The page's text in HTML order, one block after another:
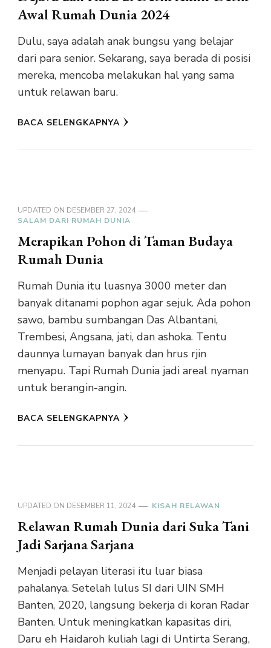
Awal Rumah Dunia 2024
Dulu, saya adalah anak bungsu yang belajar
dari para senior. Sekarang, saya berada di posisi
mereka, mencoba melakukan hal yang sama
untuk relawan baru.
BACA SELENGKAPNYA
UPDATED ON DESEMBER 27, 2024
SALAM DARI RUMAH DUNIA
Merapikan Pohon di Taman Budaya
Rumah Dunia
Rumah Dunia itu luasnya 3000 meter dan
banyak ditanami pophon agar sejuk. Ada pohon
sawo, bambu sumbangan Das Albantani,
Trembesi, Angsana, jati, dan ashoka. Tentu
daunnya lumayan banyak dan hrus rjin
menyapu. Tapi Rumah Dunia jadi areal nyaman
untuk berangin-angin.
BACA SELENGKAPNYA
UPDATED ON DESEMBER 11, 2024 KISAH RELAWAN
Relawan Rumah Dunia dari Suka Tani
Jadi Sarjana Sarjana
Menjadi pelayan literasi itu luar biasa
pahalanya. Setelah lulus SI dari UIN SMH
Banten, 2020, langsung bekerja di koran Radar
Banten. Untuk meningkatkan kapasitas diri,
Daru eh Haidaroh kuliah lagi di Untirta Serang,